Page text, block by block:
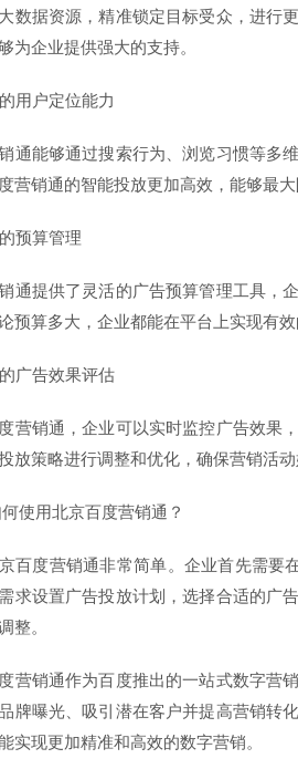
数据资源，精准锁定目标受众，进行
为企业提供强大的支持。
用户定位能力
通能够通过搜索行为、浏览习惯等多
营销通的智能投放更加高效，能够最
预算管理
通提供了灵活的广告预算管理工具，
预算多大，企业都能在平台上实现有效
广告效果评估
营销通，企业可以实时监控广告效果
放策略进行调整和优化，确保营销活动
使用北京百度营销通？
百度营销通非常简单。企业首先需要
求设置广告投放计划，选择合适的广
整。
营销通作为百度推出的一站式数字营
牌曝光、吸引潜在客户并提高营销转
实现更加精准和高效的数字营销。